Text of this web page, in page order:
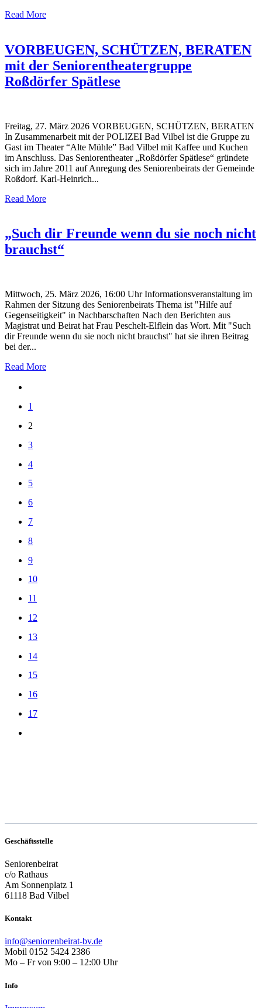
Read More
VORBEUGEN, SCHÜTZEN, BERATEN
mit der Seniorentheatergruppe
Roßdörfer Spätlese
Freitag, 27. März 2026 VORBEUGEN, SCHÜTZEN, BERATEN
In Zusammenarbeit mit der POLIZEI Bad Vilbel ist die Gruppe zu
Gast im Theater “Alte Mühle” Bad Vilbel mit Kaffee und Kuchen
im Anschluss. Das Seniorentheater „Roßdörfer Spätlese“ gründete
sich im Jahre 2011 auf Anregung des Seniorenbeirats der Gemeinde
Roßdorf. Karl-Heinrich...
Read More
„Such dir Freunde wenn du sie noch nicht
brauchst“
Mittwoch, 25. März 2026, 16:00 Uhr Informationsveranstaltung im
Rahmen der Sitzung des Seniorenbeirats Thema ist "Hilfe auf
Gegenseitigkeit" in Nachbarschaften Nach den Berichten aus
Magistrat und Beirat hat Frau Peschelt-Elflein das Wort. Mit "Such
dir Freunde wenn du sie noch nicht brauchst" hat sie ihren Beitrag
bei der...
Read More
1
2
3
4
5
6
7
8
9
10
11
12
13
14
15
16
17
Geschäftsstelle
Seniorenbeirat
c/o Rathaus
Am Sonnenplatz 1
61118 Bad Vilbel
Kontakt
info@seniorenbeirat-bv.de
Mobil 0152 5424 2386
Mo – Fr von 9:00 – 12:00 Uhr
Info